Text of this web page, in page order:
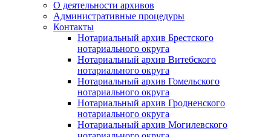
О деятельности архивов
Административные процедуры
Контакты
Нотариальный архив Брестского
нотариального округа
Нотариальный архив Витебского
нотариального округа
Нотариальный архив Гомельского
нотариального округа
Нотариальный архив Гродненского
нотариального округа
Нотариальный архив Могилевского